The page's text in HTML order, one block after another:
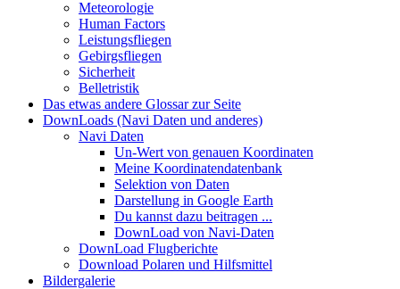
Meteorologie
Human Factors
Leistungsfliegen
Gebirgsfliegen
Sicherheit
Belletristik
Das etwas andere Glossar zur Seite
DownLoads (Navi Daten und anderes)
Navi Daten
Un-Wert von genauen Koordinaten
Meine Koordinatendatenbank
Selektion von Daten
Darstellung in Google Earth
Du kannst dazu beitragen ...
DownLoad von Navi-Daten
DownLoad Flugberichte
Download Polaren und Hilfsmittel
Bildergalerie